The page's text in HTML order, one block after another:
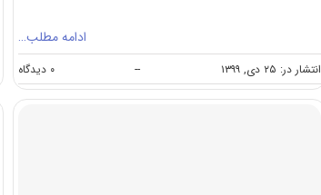
ادامه مطلب…
انتشار در: ۲۵ دی, ۱۳۹۹ -- ۰ دیدگاه